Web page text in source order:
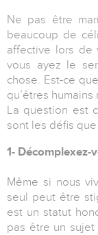
Ne pas être
beaucoup de
affective lors de
vous ayez le
chose. Est-ce
qu’êtres
La question est
sont les défis
1- Décomplexez-
Même si nous
seul peut être
est un statut
pas être un